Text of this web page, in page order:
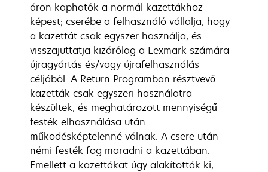
áron kaphatók a normál kazettákhoz
képest; cserébe a felhasználó vállalja, hogy
a kazettát csak egyszer használja, és
visszajuttatja kizárólag a Lexmark számára
újragyártás és/vagy újrafelhasználás
céljából. A Return Programban résztvevő
kazetták csak egyszeri használatra
készültek, és meghatározott mennyiségű
festék elhasználása után
működésképtelenné válnak. A csere után
némi festék fog maradni a kazettában.
Emellett a kazettákat úgy alakították ki,